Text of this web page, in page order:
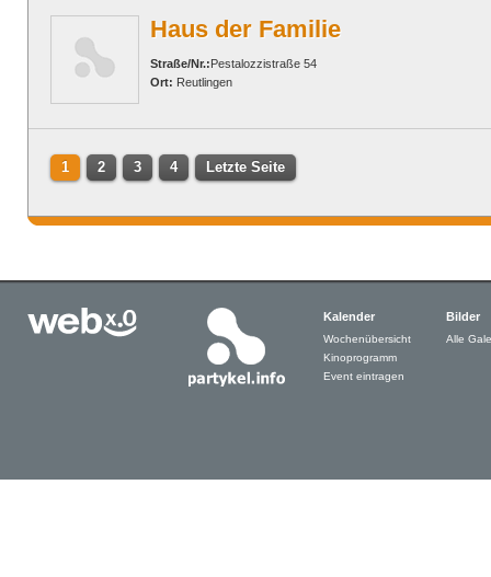
Haus der Familie
Straße/Nr.:Pestalozzistraße 54
Ort: Reutlingen
1 2 3 4 Letzte Seite
Kalender
Wochenübersicht
Kinoprogramm
Event eintragen
Bilder
Alle